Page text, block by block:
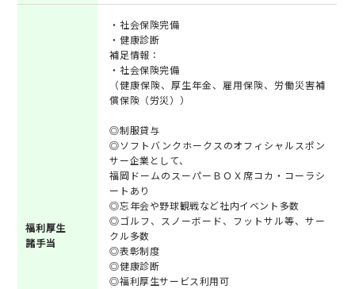
福利厚生
諸手当
・社会保険完備
・健康診断
補足情報：
・社会保険完備
（健康保険、厚生年金、雇用保険、労働災害補
償保険（労災））
◎制服貸与
◎ソフトバンクホークスのオフィシャルスポン
サー企業として、
福岡ドームのスーパーＢＯＸ席コカ・コーラシ
ートあり
◎忘年会や野球観戦など社内イベント多数
◎ゴルフ、スノーボード、フットサル等、サー
クル多数
◎表彰制度
◎健康診断
◎福利厚生サービス利用可